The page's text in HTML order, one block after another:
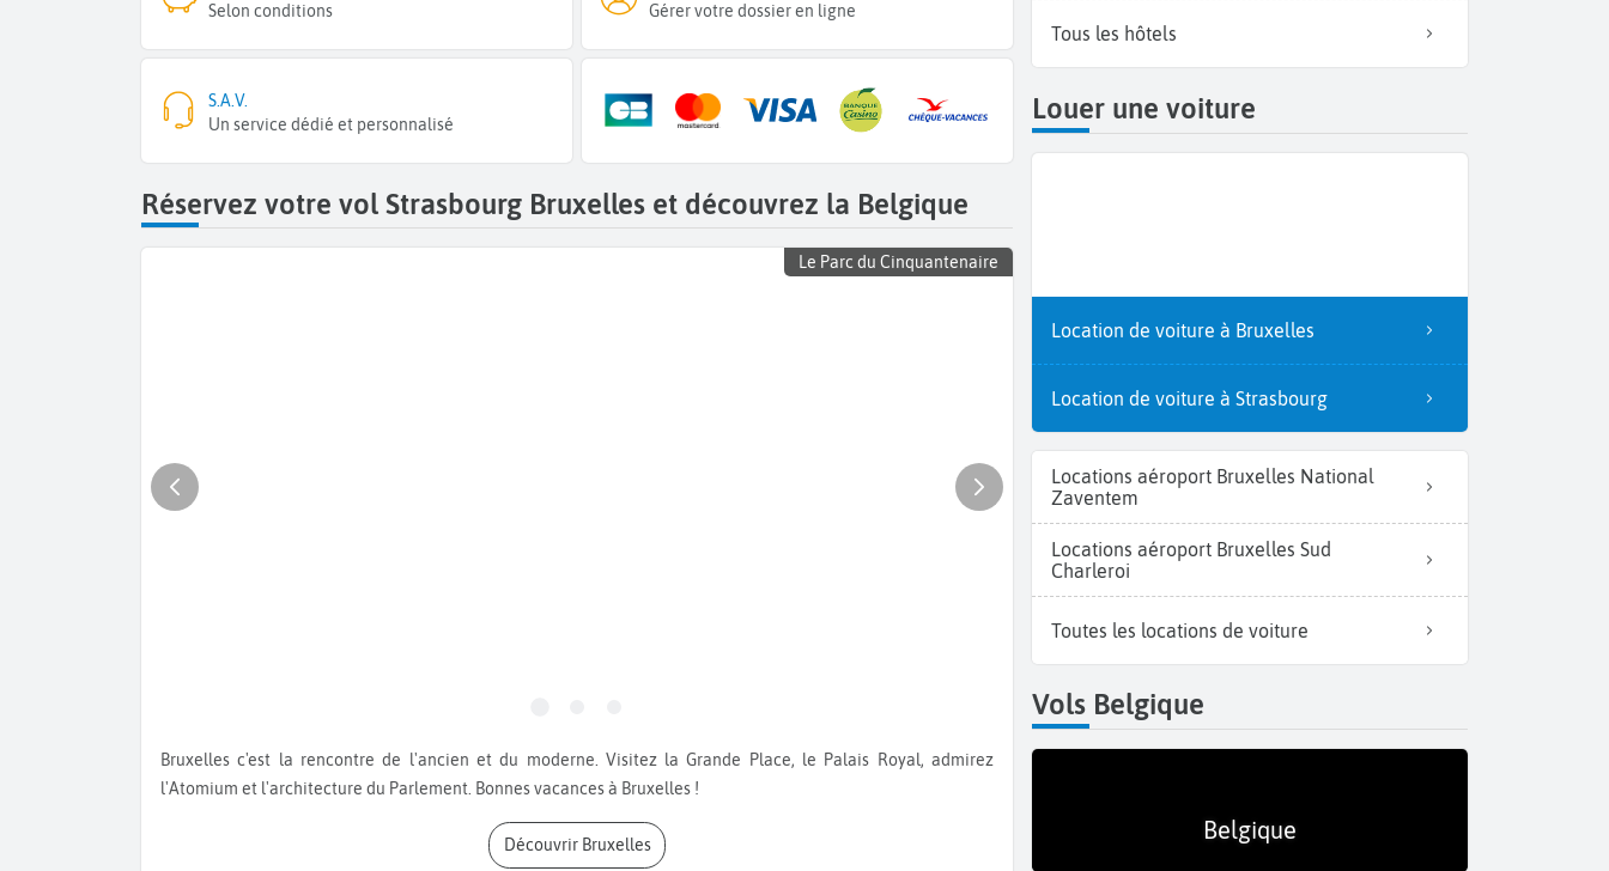
Selon conditions
Gérer votre dossier en ligne
S.A.V.
Un service dédié et personnalisé
Réservez votre vol Strasbourg Bruxelles et découvrez la Belgique
Le Parc du Cinquantenaire
Bruxelles c'est la rencontre de l'ancien et du moderne. Visitez la Grande Place, le Palais Royal, admirez
l'Atomium et l'architecture du Parlement. Bonnes vacances à Bruxelles !
Découvrir Bruxelles
Tous les hôtels
Louer une voiture
Location de voiture à Bruxelles
Location de voiture à Strasbourg
Locations aéroport Bruxelles National
Zaventem
Locations aéroport Bruxelles Sud
Charleroi
Toutes les locations de voiture
Vols Belgique
Belgique